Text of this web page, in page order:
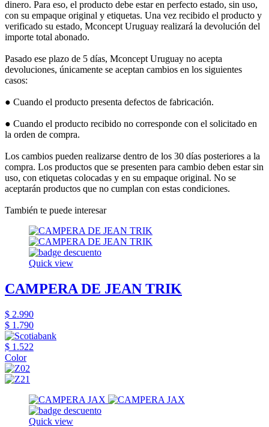
dinero. Para eso, el producto debe estar en perfecto estado, sin uso,
con su empaque original y etiquetas. Una vez recibido el producto y
verificado su estado, Mconcept Uruguay realizará la devolución del
importe total abonado.
Pasado ese plazo de 5 días, Mconcept Uruguay no acepta
devoluciones, únicamente se aceptan cambios en los siguientes
casos:
● Cuando el producto presenta defectos de fabricación.
● Cuando el producto recibido no corresponde con el solicitado en
la orden de compra.
Los cambios pueden realizarse dentro de los 30 días posteriores a la
compra. Los productos que se presenten para cambio deben estar sin
uso, con etiquetas colocadas y en su empaque original. No se
aceptarán productos que no cumplan con estas condiciones.
También te puede interesar
Quick view
CAMPERA DE JEAN TRIK
$ 2.990
$ 1.790
$ 1.522
Color
Quick view